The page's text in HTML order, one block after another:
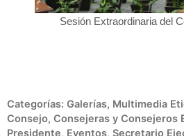
Sesión Extraordinaria del
Categorías: Galerías, Multimedia
Consejo, Consejeras y Consejeros
Presidente, Eventos, Secretario